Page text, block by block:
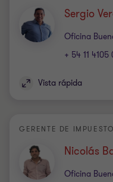
Sergio
Oficina
Oficina
+ 54 11 4105
Vista rápida
GERENTE DE
Nicolás
Oficina
Oficina